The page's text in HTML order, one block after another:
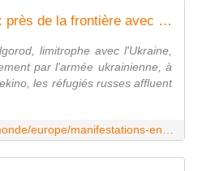
REPORTAGE. Russie : près de la frontière avec l'Ukraine, l'incompréhension des civils russes qui "commencent à réaliser ce qui se passe"
limitrophe avec l'Ukraine,
par l'armée ukrainienne, à
les réfugiés russes affluent